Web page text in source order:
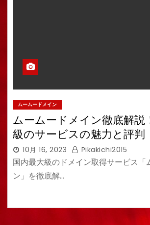
ムームードメイン
ムームードメイン徹底解説
級のサービスの魅力と評判
10月 16, 2023 Pikakichi2015
国内最大級のドメイン取得サービス「
ン」を徹底解…